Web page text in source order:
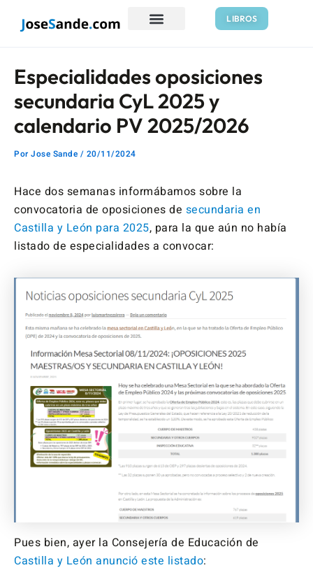
LIBROS
Especialidades oposiciones
secundaria CyL 2025 y
calendario PV 2025/2026
Por Jose Sande / 20/11/2024
Hace dos semanas informábamos sobre la
convocatoria de oposiciones de secundaria en
Castilla y León para 2025, para la que aún no había
listado de especialidades a convocar:
Pues bien, ayer la Consejería de Educación de
Castilla y León anunció este listado:
de